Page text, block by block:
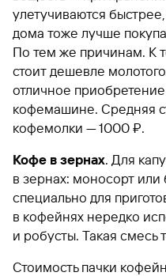
улетучиваются
дома тоже лучше
По тем же причинам. К
стоит дешевле
отличное
кофемашине. Средняя
кофемолки — 1000 ₽.
Кофе в зернах. Для
в зернах: моносорт
специально для
в кофейнях нередко
и робусты. Такая смесь
Стоимость пачки